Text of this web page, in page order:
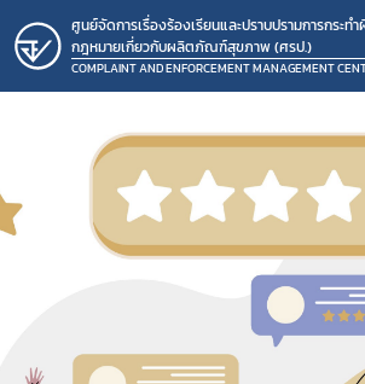
ศูนย์จัดการเรื่องร้องเรียนและปราบปรามการกระท
กฎหมายเกี่ยวกับผลิตภัณฑ์สุขภาพ (ศรป.)
COMPLAINT AND ENFORCEMENT MANAGEMENT